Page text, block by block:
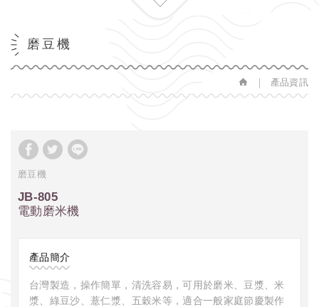
磨豆機
產品資訊
磨豆機
JB-805
電動磨米機
產品簡介
台灣製造，操作簡單，清洗容易，可用於磨米、豆漿、米
漿、綠豆沙、薏仁漿、五穀米等，適合一般家庭節慶製作